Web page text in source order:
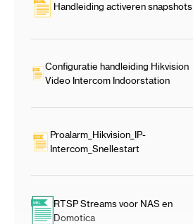
Handleiding activeren snapshots
Configuratie handleiding Hikvision
Video Intercom Indoorstation
Proalarm_Hikvision_IP-
Intercom_Snellestart
RTSP Streams voor NAS en
Domotica